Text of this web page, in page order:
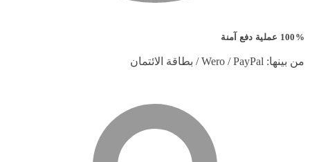
100% عملية دفع آمنة
من بينها: Wero / PayPal / بطاقة الائتمان